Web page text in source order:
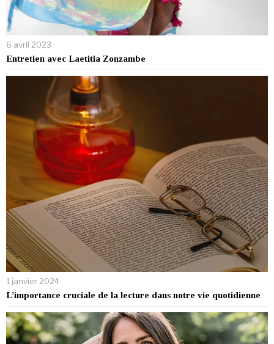
6 avril 2023
Entretien avec Laetitia Zonzambe
1 janvier 2024
L’importance cruciale de la lecture dans notre vie quotidienne